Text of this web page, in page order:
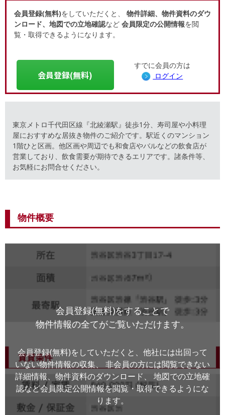
会員登録(無料)をしていただくと、 物件詳細、物件資料のダウ
ンロード、地図での立地確認など 会員限定の公開情報を閲
覧・取得できるようになります。
会員登録(無料)
すでに会員の方は
ログイン
東京メトロ千代田区線『北綾瀬駅』徒歩1分、寿司屋や小料理
屋におすすめな居抜き物件のご紹介です。駅近くのマンション
1階ひと区画。他区画や周辺でも和食店やバルなどの飲食店が
営業しており、飲食需要が期待できるエリアです。諸条件等、
お気軽にお問合せください。
物件概要
会員登録(無料)をすることで
物件情報の全てがご覧いただけます。
会員登録(無料)をしていただくと、他社には出回って
いない物件情報の収集、
非会員の方には閲覧できない
詳細情報、物件資料のダウンロード、
地図での立地確
認など会員限定公開情報を閲覧・取得できるようにな
ります。